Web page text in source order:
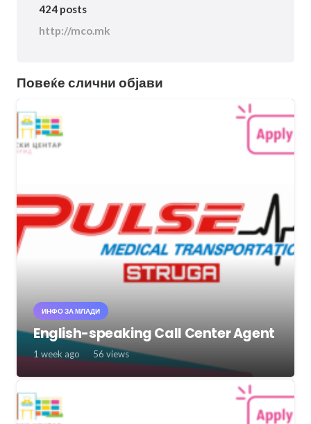
424 posts
http://mco.mk
Повеќе слични објави
ИНФО ЗА МЛАДИ
English-speaking Call Center Agent
1 week ago 56 views